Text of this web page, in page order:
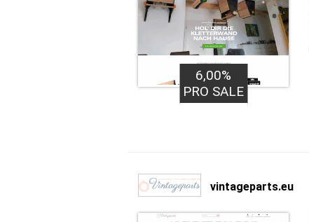
6,00%
PRO SALE
vintageparts.eu